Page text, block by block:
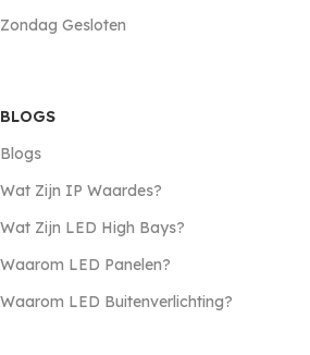
Zondag Gesloten
BLOGS
Blogs
Wat Zijn IP Waardes?
Wat Zijn LED High Bays?
Waarom LED Panelen?
Waarom LED Buitenverlichting?